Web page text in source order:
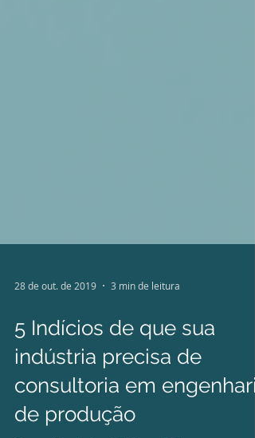
28 de out. de 2019 3 min de leitura
5 Indícios de que sua
indústria precisa de
consultoria em